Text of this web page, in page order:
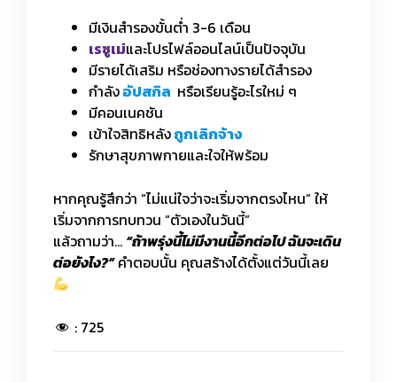
มีเงินสำรองขั้นต่ำ 3-6 เดือน
เรซูเม่และโปรไฟล์ออนไลน์เป็นปัจจุบัน
มีรายได้เสริม หรือช่องทางรายได้สำรอง
กำลังอัปสกิล หรือเรียนรู้อะไรใหม่ ๆ
มีคอนเนคชัน
เข้าใจสิทธิหลังถูกเลิกจ้าง
รักษาสุขภาพกายและใจให้พร้อม
หากคุณรู้สึกว่า “ไม่แน่ใจว่าจะเริ่มจากตรงไหน” ให้
เริ่มจากการทบทวน “ตัวเองในวันนี้”
แล้วถามว่า… “ถ้าพรุ่งนี้ไม่มีงานนี้อีกต่อไป ฉันจะเดิน
ต่อยังไง?”คำตอบนั้น คุณสร้างได้ตั้งแต่วันนี้เลย
: 725